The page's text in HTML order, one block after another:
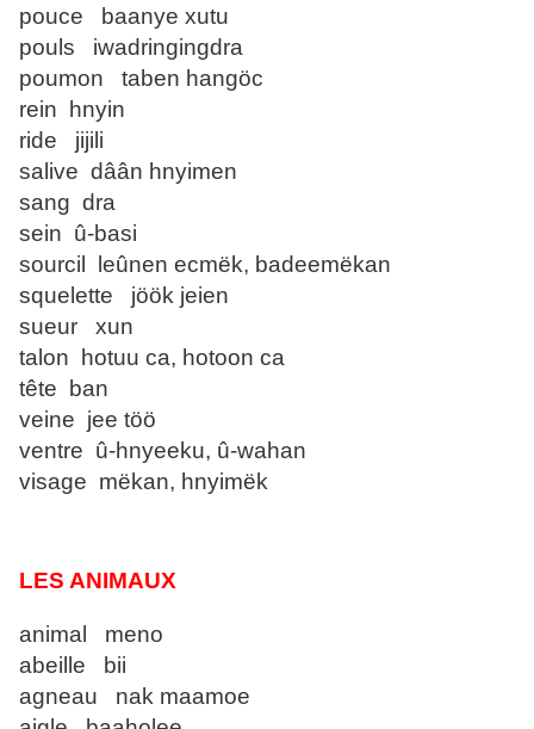
pouce baanye xutu
pouls iwadringingdra
poumon taben hangöc
rein hnyin
ride jijili
salive dâân hnyimen
sang dra
sein û-basi
sourcil leûnen ecmëk, badeemëkan
squelette jöök jeien
sueur xun
talon hotuu ca, hotoon ca
tête ban
veine jee töö
ventre û-hnyeeku, û-wahan
visage mëkan, hnyimëk
LES ANIMAUX
animal meno
abeille bii
agneau nak maamoe